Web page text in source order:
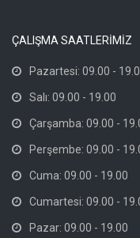
ÇALIŞMA SAATLERİMİZ
Pazartesi: 09.00 -
Salı: 09.00 - 19.00
Çarşamba: 09.00 -
Perşembe: 09.00 -
Cuma: 09.00 - 19.00
Cumartesi: 09.00 -
Pazar: 09.00 - 19.00